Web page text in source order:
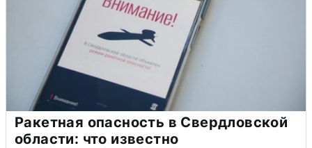
Ракетная опасность в Свердловской
области: что известно